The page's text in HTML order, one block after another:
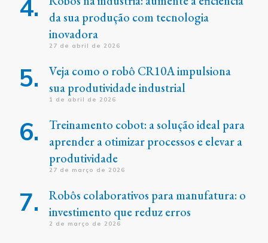
da sua produção com tecnologia
inovadora
27 de abril de 2026
Veja como o robô CR10A impulsiona
sua produtividade industrial
1 de abril de 2026
Treinamento cobot: a solução ideal para
aprender a otimizar processos e elevar a
produtividade
27 de março de 2026
Robôs colaborativos para manufatura: o
investimento que reduz erros
2 de março de 2026